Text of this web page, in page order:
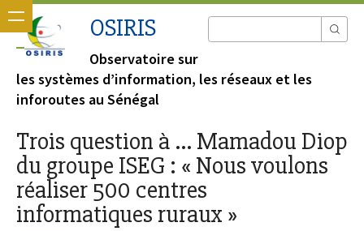
OSIRIS
Observatoire sur
les systèmes d’information, les réseaux et les
inforoutes au Sénégal
Trois question à ... Mamadou Diop
du groupe ISEG : « Nous voulons
réaliser 500 centres
informatiques ruraux »